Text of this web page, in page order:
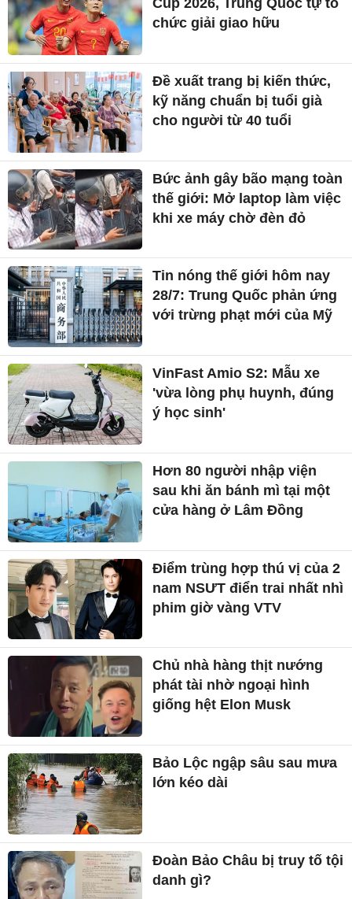
Cup 2026, Trung Quốc tự tổ
chức giải giao hữu
Đề xuất trang bị kiến thức,
kỹ năng chuẩn bị tuổi già
cho người từ 40 tuổi
Bức ảnh gây bão mạng toàn
thế giới: Mở laptop làm việc
khi xe máy chờ đèn đỏ
Tin nóng thế giới hôm nay
28/7: Trung Quốc phản ứng
với trừng phạt mới của Mỹ
VinFast Amio S2: Mẫu xe
'vừa lòng phụ huynh, đúng
ý học sinh'
Hơn 80 người nhập viện
sau khi ăn bánh mì tại một
cửa hàng ở Lâm Đồng
Điểm trùng hợp thú vị của 2
nam NSƯT điển trai nhất nhì
phim giờ vàng VTV
Chủ nhà hàng thịt nướng
phát tài nhờ ngoại hình
giống hệt Elon Musk
Bảo Lộc ngập sâu sau mưa
lớn kéo dài
Đoàn Bảo Châu bị truy tố tội
danh gì?